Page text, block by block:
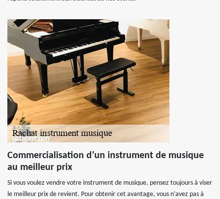
Commercialisation d’un instrument de musique
au meilleur prix
Si vous voulez vendre votre instrument de musique, pensez toujours à viser
le meilleur prix de revient. Pour obtenir cet avantage, vous n’avez pas à